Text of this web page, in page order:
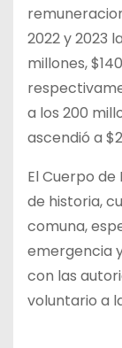
2022 y 2023
millones,
a los 200
ascendió a
El Cuerpo de
de historia,
comuna,
emergencia
con las
voluntario a